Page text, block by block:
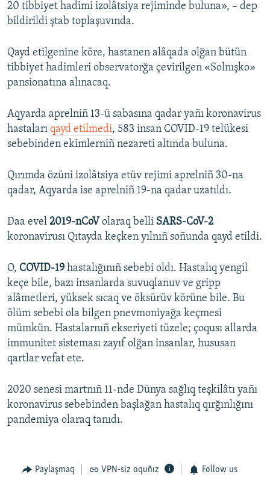
20 tibbiyet hadimi izolâtsiya rejiminde buluna», – dep
bildirildi ştab toplaşuvında.
Qayd etilgenine köre, hastanen alâqada olğan bütün
tibbiyet hadimleri observatorğa çevirilgen «Solnışko»
pansionatına alınacaq.
Aqyarda aprelniñ 13-ü sabasına qadar yañı koronavirus
hastaları qayd etilmedi, 583 insan COVID-19 telükesi
sebebinden ekimlerniñ nezareti altında buluna.
Qırımda özüni izolâtsiya etüv rejimi aprelniñ 30-na
qadar, Aqyarda ise aprelniñ 19-na qadar uzatıldı.
Daa evel 2019-nCoV olaraq belli SARS-CoV-2
koronavirusı Qıtayda keçken yılnıñ soñunda qayd etildi.
O, COVID-19 hastalığınıñ sebebi oldı. Hastalıq yengil
keçe bile, bazı insanlarda suvuqlanuv ve gripp
alâmetleri, yüksek sıcaq ve öksürüv körüne bile. Bu
ölüm sebebi ola bilgen pnevmoniyağa keçmesi
mümkün. Hastalarnıñ ekseriyeti tüzele; çoqusı allarda
immunitet sisteması zayıf olğan insanlar, hususan
qartlar vefat ete.
2020 senesi martnıñ 11-nde Dünya sağlıq teşkilâtı yañı
koronavirus sebebinden başlağan hastalıq qırğınlığını
pandemiya olaraq tanıdı.
Paylaşmaq VPN-siz oquñız Follow us